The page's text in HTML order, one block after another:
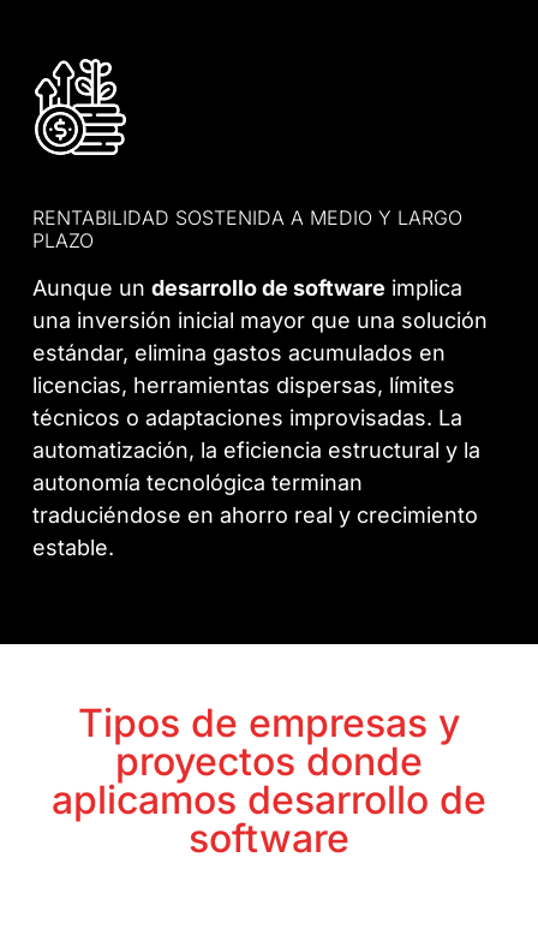
RENTABILIDAD SOSTENIDA A MEDIO Y LARGO
PLAZO
Aunque undesarrollo de software implica
una inversión inicial mayor que una solución
estándar, elimina gastos acumulados en
licencias, herramientas dispersas, límites
técnicos o adaptaciones improvisadas. La
automatización, la eficiencia estructural y la
autonomía tecnológica terminan
traduciéndose en ahorro real y crecimiento
estable.
Tipos de empresas y
proyectos donde
aplicamos desarrollo de
software